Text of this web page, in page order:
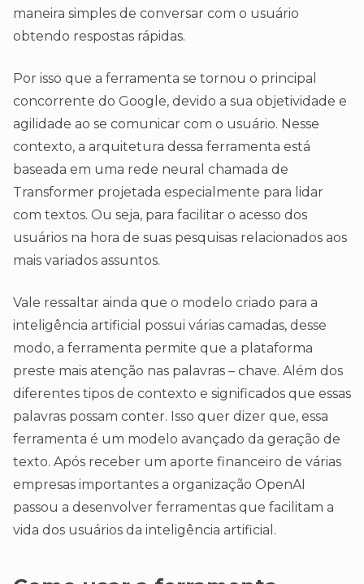
maneira simples de conversar com o usuário
obtendo respostas rápidas.
Por isso que a ferramenta se tornou o principal
concorrente do Google, devido a sua objetividade e
agilidade ao se comunicar com o usuário. Nesse
contexto, a arquitetura dessa ferramenta está
baseada em uma rede neural chamada de
Transformer projetada especialmente para lidar
com textos. Ou seja, para facilitar o acesso dos
usuários na hora de suas pesquisas relacionados aos
mais variados assuntos.
Vale ressaltar ainda que o modelo criado para a
inteligência artificial possui várias camadas, desse
modo, a ferramenta permite que a plataforma
preste mais atenção nas palavras – chave. Além dos
diferentes tipos de contexto e significados que essas
palavras possam conter. Isso quer dizer que, essa
ferramenta é um modelo avançado da geração de
texto. Após receber um aporte financeiro de várias
empresas importantes a organização OpenAI
passou a desenvolver ferramentas que facilitam a
vida dos usuários da inteligência artificial.